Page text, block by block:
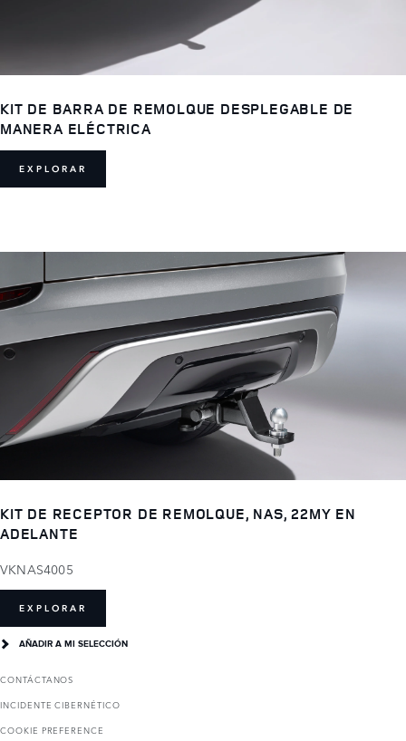
KIT DE BARRA DE REMOLQUE DESPLEGABLE DE
MANERA ELÉCTRICA
EXPLORAR
KIT DE RECEPTOR DE REMOLQUE, NAS, 22MY EN
ADELANTE
VKNAS4005
EXPLORAR
AÑADIR A MI SELECCIÓN
CONTÁCTANOS
INCIDENTE CIBERNÉTICO
COOKIE PREFERENCE